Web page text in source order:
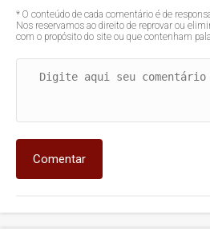
* O conteúdo de cada comentário é de
Nos reservamos ao direito de reprovar ou
com o propósito do site ou que contenham
Comentar